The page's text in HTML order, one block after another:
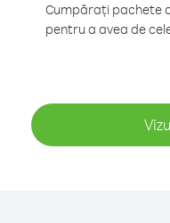
Cumpărați pachete
pentru a avea de